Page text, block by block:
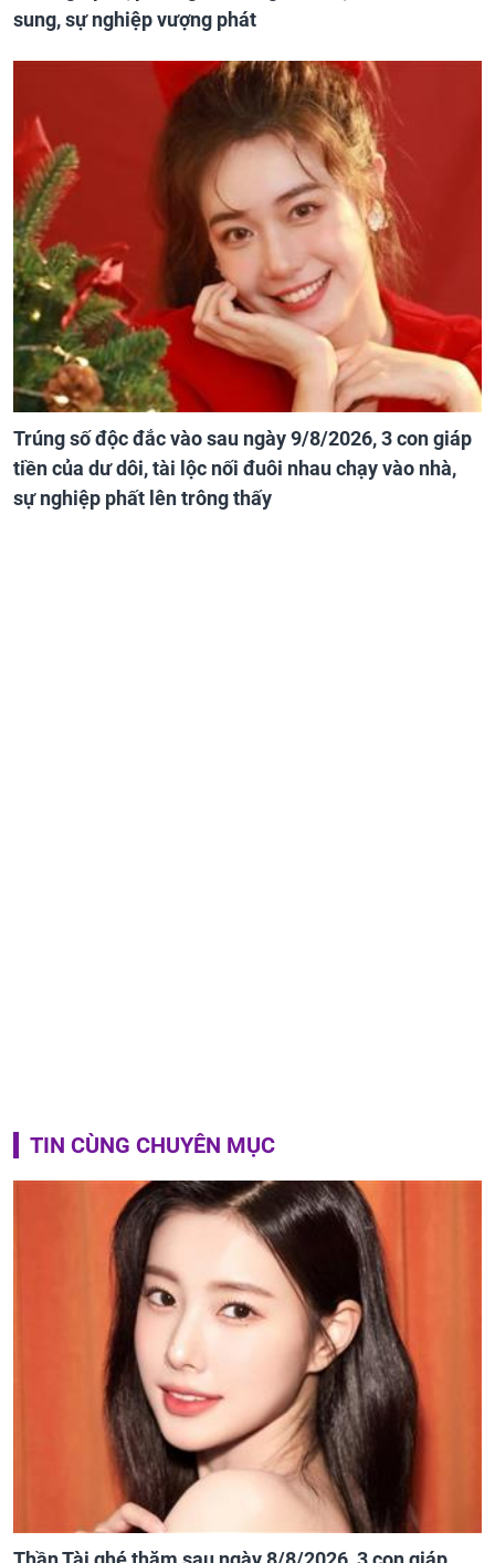
sung, sự nghiệp vượng phát
Trúng số độc đắc vào sau ngày 9/8/2026, 3 con giáp
tiền của dư dôi, tài lộc nối đuôi nhau chạy vào nhà,
sự nghiệp phất lên trông thấy
TIN CÙNG CHUYÊN MỤC